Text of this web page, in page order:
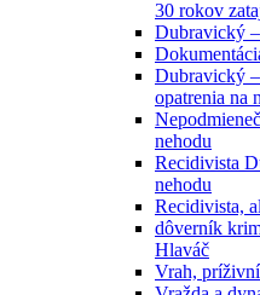
30 rokov
Dubravický
Dubravický
opatrenia na
nehodu
Recidivista
nehodu
Recidivista,
dôverník
Hlaváč
Vrah,